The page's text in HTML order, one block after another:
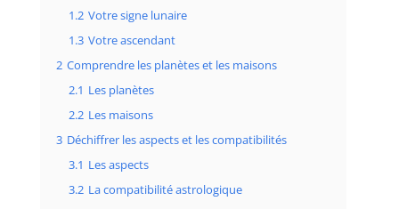
1.2 Votre signe lunaire
1.3 Votre ascendant
2 Comprendre les planètes et les maisons
2.1 Les planètes
2.2 Les maisons
3 Déchiffrer les aspects et les compatibilités
3.1 Les aspects
3.2 La compatibilité astrologique